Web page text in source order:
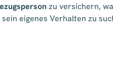
zu versichern,
eigenes Verhalten zu